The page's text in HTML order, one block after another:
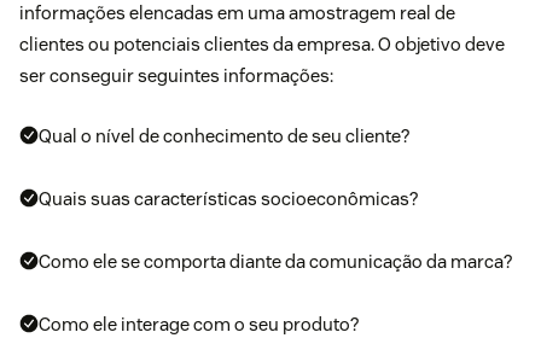
informações elencadas em uma amostragem real de
clientes ou potenciais clientes da empresa. O objetivo deve
ser conseguir seguintes informações:
Qual o nível de conhecimento de seu cliente?
Quais suas características socioeconômicas?
Como ele se comporta diante da comunicação da marca?
Como ele interage com o seu produto?